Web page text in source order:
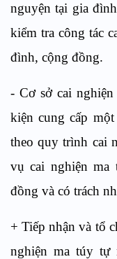
nguyện tại gia
kiểm tra công tác
đình, cộng đồng.
- Cơ sở cai
kiện cung cấp
theo quy trình cai
vụ cai nghiện ma
đồng và có trách
+ Tiếp nhận và tổ
nghiện ma túy tự